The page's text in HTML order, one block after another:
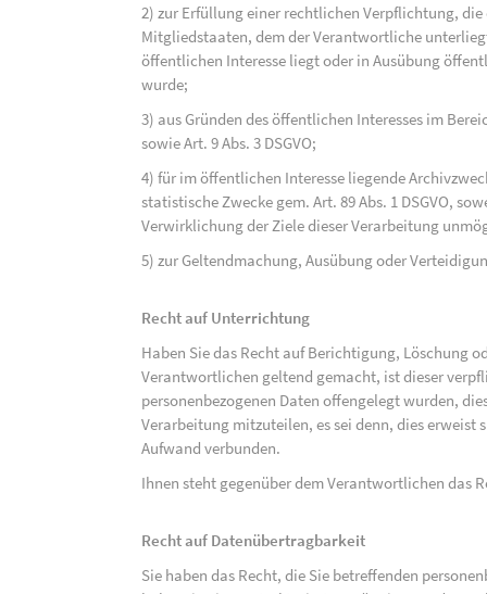
2) zur Erfüllung einer rechtlichen Verpflichtung,
Mitgliedstaaten, dem der Verantwortliche
öffentlichen Interesse liegt oder in Ausübung
wurde;
3) aus Gründen des öffentlichen Interesses im
sowie Art. 9 Abs. 3 DSGVO;
4) für im öffentlichen Interesse liegende
statistische Zwecke gem. Art. 89 Abs. 1 DSGVO,
Verwirklichung der Ziele dieser Verarbeitung
5) zur Geltendmachung, Ausübung oder
Recht auf Unterrichtung
Haben Sie das Recht auf Berichtigung, Löschung
Verantwortlichen geltend gemacht, ist dieser
personenbezogenen Daten offengelegt wurden,
Verarbeitung mitzuteilen, es sei denn, dies
Aufwand verbunden.
Ihnen steht gegenüber dem Verantwortlichen das
Recht auf Datenübertragbarkeit
Sie haben das Recht, die Sie betreffenden